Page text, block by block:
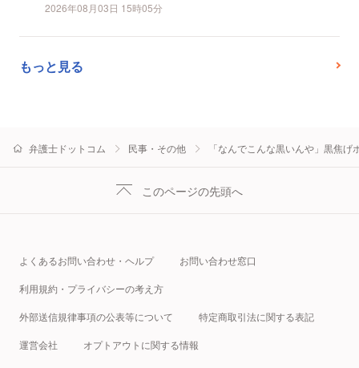
2026年08月03日 15時05分
もっと見る
弁護士ドットコム 民事・その他 「なんでこんな黒いんや」黒焦
このページの先頭へ
よくあるお問い合わせ・ヘルプ お問い合わせ窓口
利用規約・プライバシーの考え方
外部送信規律事項の公表等について 特定商取引法に関する表記
運営会社 オプトアウトに関する情報